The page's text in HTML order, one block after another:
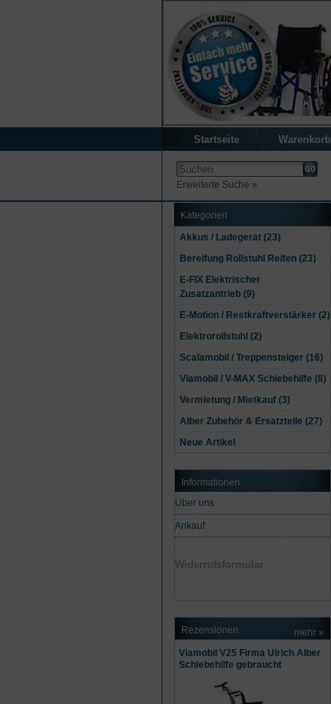
Startseite Warenkorb
Erweiterte Suche »
Kategorien
Akkus / Ladegerät (23)
Bereifung Rollstuhl Reifen (23)
E-FIX Elektrischer
Zusatzantrieb (9)
E-Motion / Restkraftverstärker (2)
Elektrorollstuhl (2)
Scalamobil / Treppensteiger (16)
Viamobil / V-MAX Schiebehilfe (8)
Vermietung / Mietkauf (3)
Alber Zubehör & Ersatzteile (27)
Neue Artikel
Informationen
Über uns
Ankauf
Widerrufsformular
Rezensionen mehr »
Viamobil V25 Firma Ulrich Alber
Schiebehilfe gebraucht